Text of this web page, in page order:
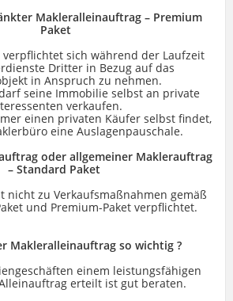
Makleralleinauftrag – Premium
Paket
verpflichtet sich während der Laufzeit
Dritter in Bezug auf das
in Anspruch zu nehmen.
seine Immobilie selbst an private
verkaufen.
einen privaten Käufer selbst findet,
eine Auslagenpauschale.
oder allgemeiner Maklerauftrag
– Standard Paket
nicht zu Verkaufsmaßnahmen gemäß
und Premium-Paket verpflichtet.
Makleralleinauftrag so wichtig ?
einem leistungsfähigen
erteilt ist gut beraten.